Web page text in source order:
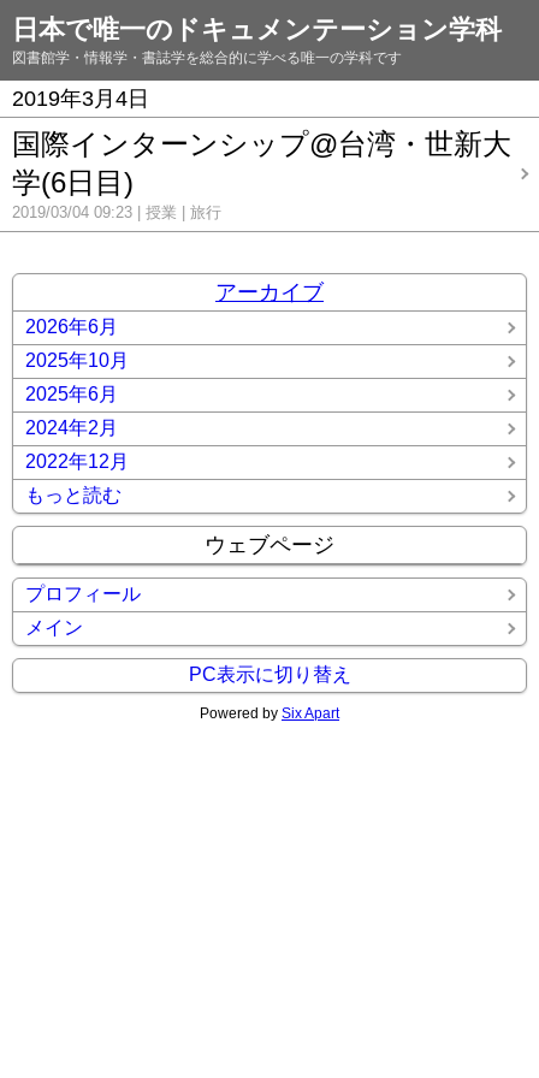
日本で唯一のドキュメンテーション学科
図書館学・情報学・書誌学を総合的に学べる唯一の学科です
2019年3月4日
国際インターンシップ@台湾・世新大
学(6日目)
2019/03/04 09:23 授業 旅行
アーカイブ
2026年6月
2025年10月
2025年6月
2024年2月
2022年12月
もっと読む
ウェブページ
プロフィール
メイン
PC表示に切り替え
Powered by Six Apart